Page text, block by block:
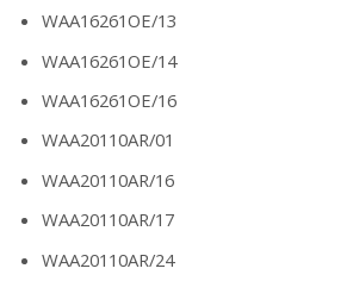
WAA16261OE/13
WAA16261OE/14
WAA16261OE/16
WAA20110AR/01
WAA20110AR/16
WAA20110AR/17
WAA20110AR/24